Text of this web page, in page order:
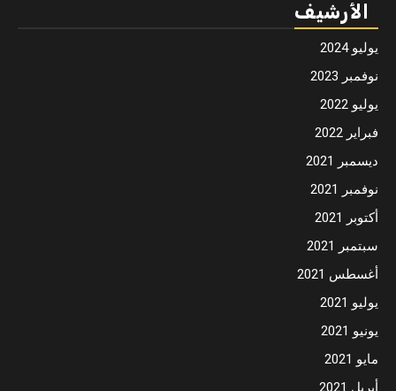
الأرشيف
يوليو 2024
نوفمبر 2023
يوليو 2022
فبراير 2022
ديسمبر 2021
نوفمبر 2021
أكتوبر 2021
سبتمبر 2021
أغسطس 2021
يوليو 2021
يونيو 2021
مايو 2021
أبريل 2021